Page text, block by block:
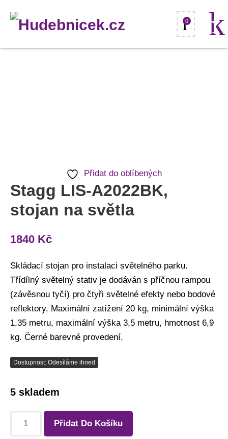
0
Přidat do oblíbených
Stagg LIS-A2022BK,
stojan na světla
1840 Kč
Skládací stojan pro instalaci světelného parku.
Třídílný světelný stativ je dodáván s příčnou rampou
(závěsnou tyčí) pro čtyři světelné efekty nebo bodové
reflektory. Maximální zatížení 20 kg, minimální výška
1,35 metru, maximální výška 3,5 metru, hmotnost 6,9
kg. Černé barevné provedení.
Dostupnost: Odesíláme ihned
5 skladem
Přidat Do Košíku